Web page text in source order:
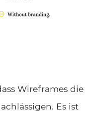
Wireframes die
Es ist